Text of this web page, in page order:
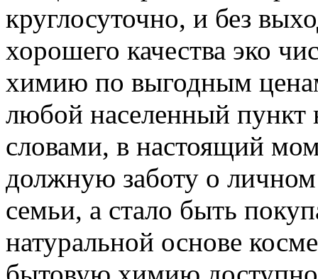
круглосуточно, и без
хорошего качества эко
химию по выгодным
любой населенный пункт
словами, в настоящий
должную заботу о личном
семьи, а стало быть
натуральной основе